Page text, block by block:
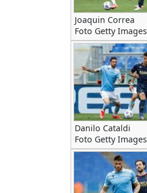
Joaquin Correa
Foto Getty Images
Danilo Cataldi
Foto Getty Images